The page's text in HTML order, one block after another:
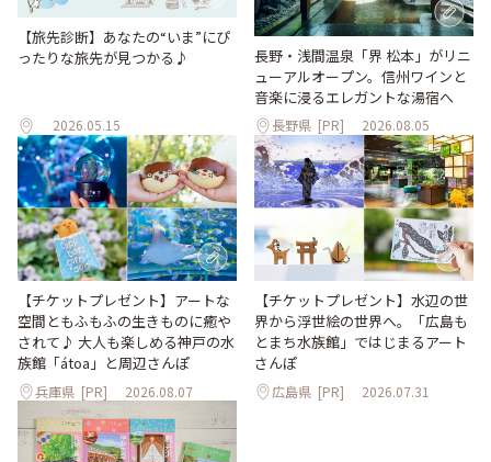
【旅先診断】あなたの“いま”にぴ
ったりな旅先が見つかる♪
2026.05.15
長野・浅間温泉「界 松本」がリニ
ューアルオープン。信州ワインと
音楽に浸るエレガントな湯宿へ
長野県 [PR] 2026.08.05
【チケットプレゼント】アートな
空間ともふもふの生きものに癒や
されて♪ 大人も楽しめる神戸の水
族館「átoa」と周辺さんぽ
兵庫県 [PR] 2026.08.07
【チケットプレゼント】水辺の世
界から浮世絵の世界へ。「広島も
とまち水族館」ではじまるアート
さんぽ
広島県 [PR] 2026.07.31